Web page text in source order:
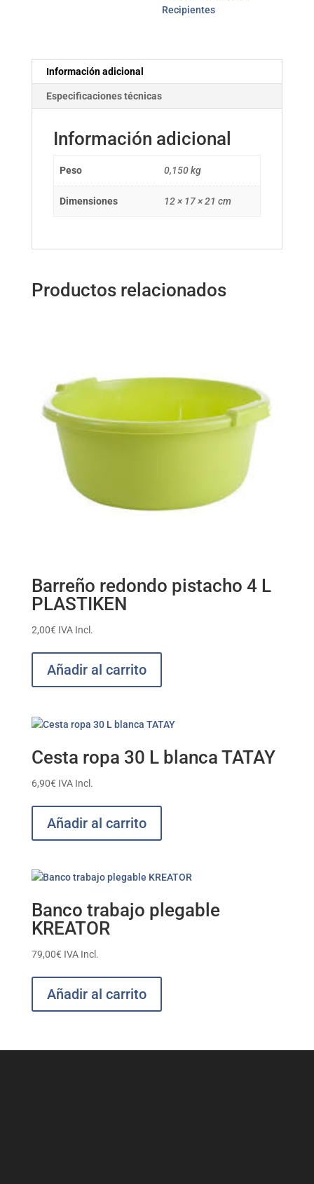
Recipientes
Información adicional
Especificaciones técnicas
Información adicional
Peso 0,150 kg
Dimensiones 12 × 17 × 21 cm
Productos relacionados
Barreño redondo pistacho 4 L
PLASTIKEN
2,00€ IVA Incl.
Añadir al carrito
Cesta ropa 30 L blanca TATAY
6,90€ IVA Incl.
Añadir al carrito
Banco trabajo plegable
KREATOR
79,00€ IVA Incl.
Añadir al carrito